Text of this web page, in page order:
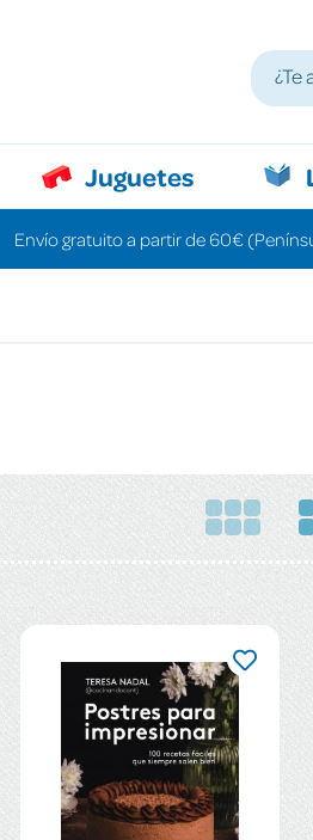
Juguetes
Envío gratuito a partir de 60€